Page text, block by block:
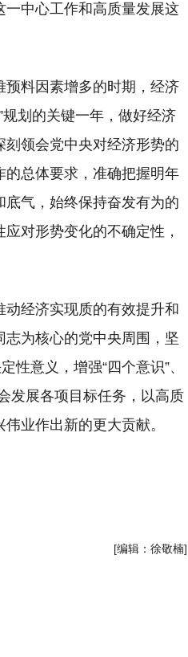
一中心工作和高质量发展这
料因素增多的时期，经济
划的关键一年，做好经济
领会党中央对经济形势的
总体要求，准确把握明年
气，始终保持奋发有为的
对形势变化的不确定性，
经济实现质的有效提升和
为核心的党中央周围，坚
性意义，增强“四个意识”、
发展各项目标任务，以高质
业作出新的更大贡献。
[编辑：徐敬楠]